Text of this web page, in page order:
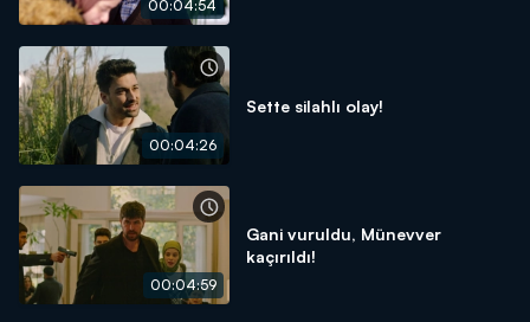
00:04:54
00:04:26
Sette silahlı olay!
00:04:59
Gani vuruldu, Münevver
kaçırıldı!